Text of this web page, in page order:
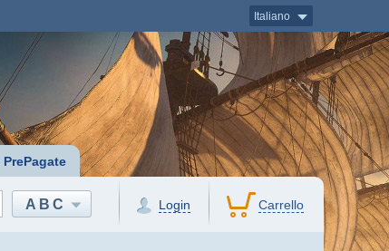
Italiano
PrePagate
ABC Login Carrello